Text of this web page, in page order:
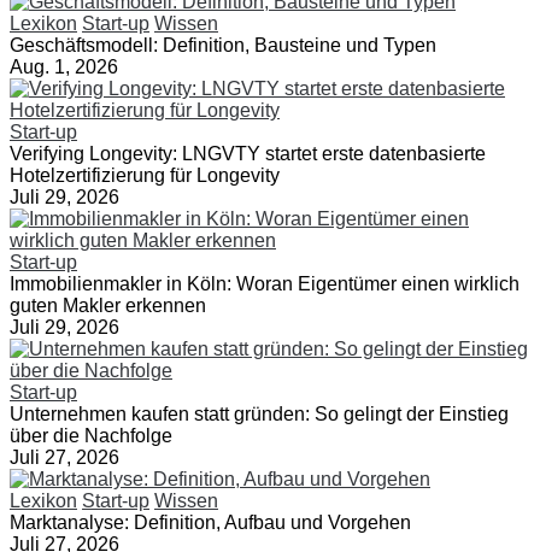
Lexikon Start-up Wissen
Geschäftsmodell: Definition, Bausteine und Typen
Aug. 1, 2026
Start-up
Verifying Longevity: LNGVTY startet erste datenbasierte
Hotelzertifizierung für Longevity
Juli 29, 2026
Start-up
Immobilienmakler in Köln: Woran Eigentümer einen wirklich
guten Makler erkennen
Juli 29, 2026
Start-up
Unternehmen kaufen statt gründen: So gelingt der Einstieg
über die Nachfolge
Juli 27, 2026
Lexikon Start-up Wissen
Marktanalyse: Definition, Aufbau und Vorgehen
Juli 27, 2026